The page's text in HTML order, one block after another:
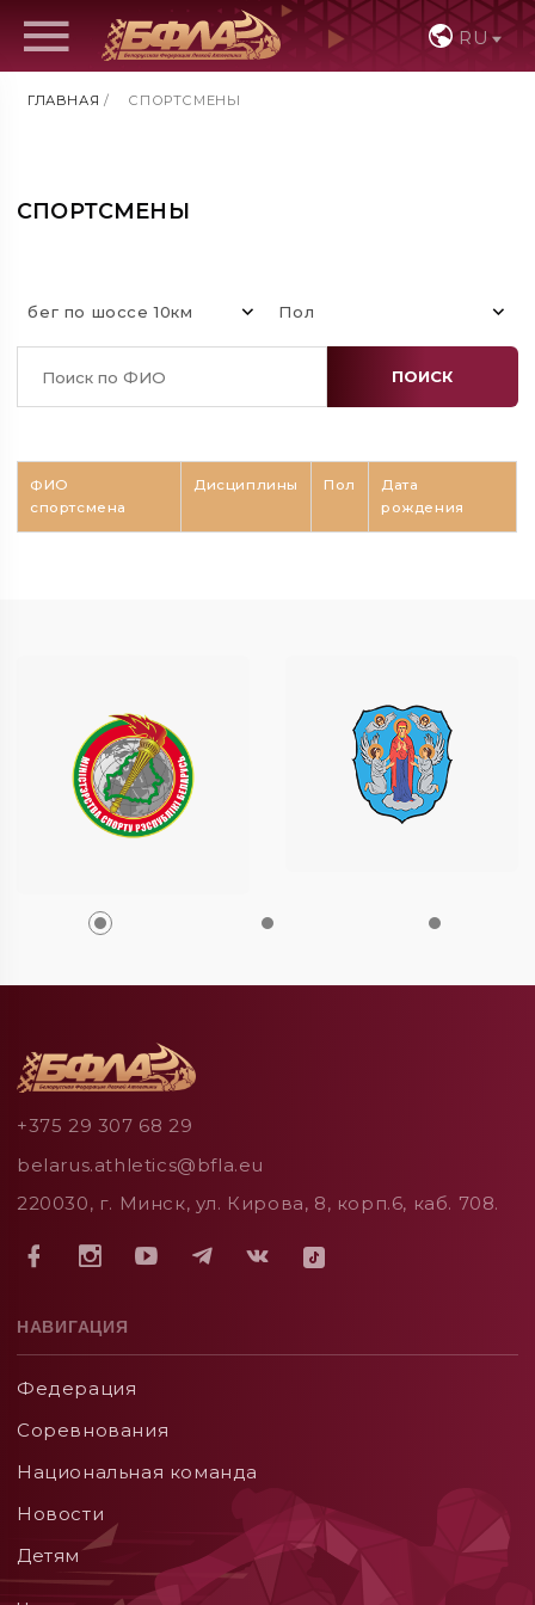
RU
ГЛАВНАЯ / СПОРТСМЕНЫ
СПОРТСМЕНЫ
бег по шоссе 10км Пол
ПОИСК
ФИО
спортсмена
Дисциплины Пол
Дата
рождения
+375 29 307 68 29
belarus.athletics@bfla.eu
220030, г. Минск, ул. Кирова, 8, корп.6, каб. 708.
НАВИГАЦИЯ
Федерация
Соревнования
Национальная команда
Новости
Детям